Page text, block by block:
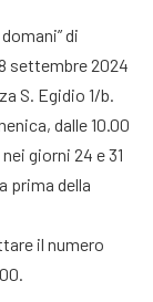
di
settembre 2024
S. Egidio 1/b.
dalle 10.00
giorni 24 e 31
prima della
il numero